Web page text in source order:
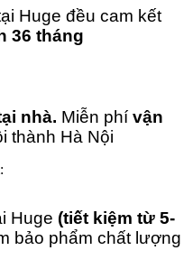
Huge đều cam kết
36 tháng
nhà. Miễn phí vận
thành Hà Nội
Huge (tiết kiệm từ 5-
bảo phẩm chất lượng